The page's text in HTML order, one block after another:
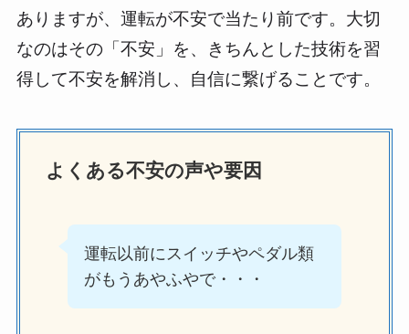
ありますが、運転が不安で当たり前です。大切
なのはその「不安」を、きちんとした技術を習
得して不安を解消し、自信に繋げることです。
よくある不安の声や要因
運転以前にスイッチやペダル類
がもうあやふやで・・・